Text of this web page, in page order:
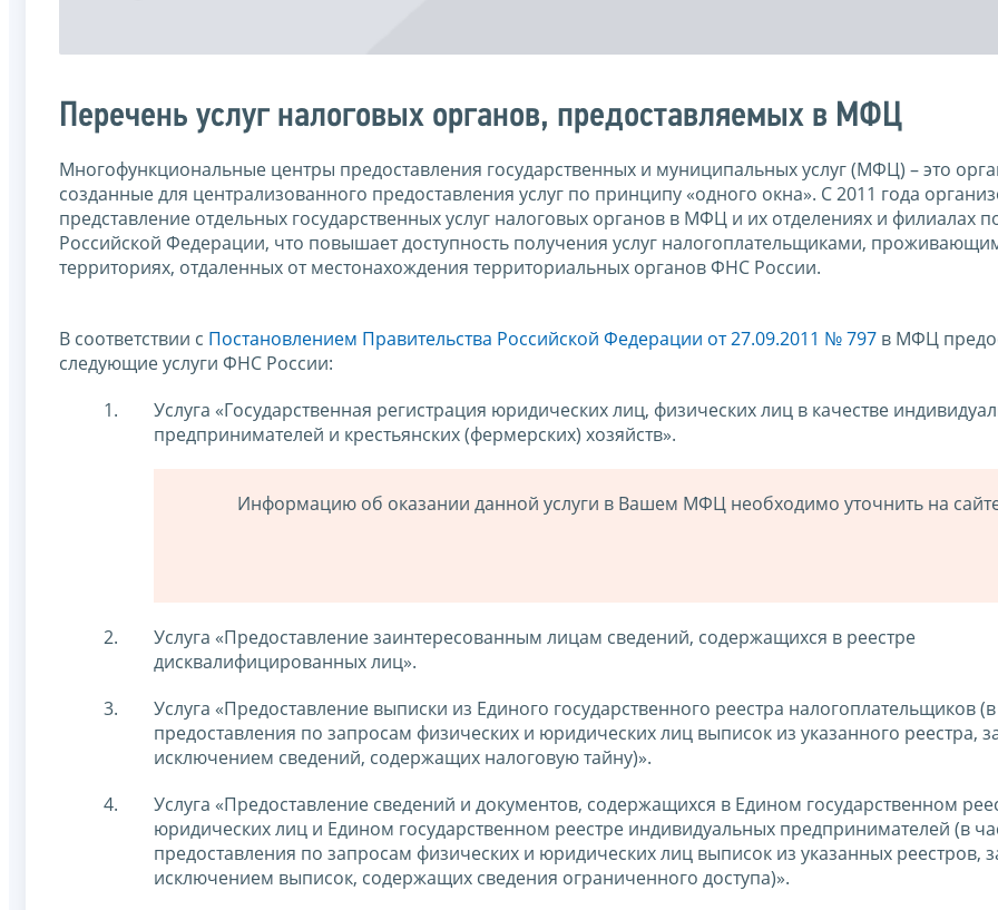
Перечень услуг налоговых органов, предоставляемых в МФЦ
Многофункциональные центры предоставления государственных и муниципальных услуг (МФЦ) – это
созданные для централизованного предоставления услуг по принципу «одного окна». С 2011 года
представление отдельных государственных услуг налоговых органов в МФЦ и их отделениях и филиалах
Российской Федерации, что повышает доступность получения услуг налогоплательщиками,
территориях, отдаленных от местонахождения территориальных органов ФНС России.
В соответствии с Постановлением Правительства Российской Федерации от 27.09.2011 № 797 в МФЦ
следующие услуги ФНС России:
Услуга «Государственная регистрация юридических лиц, физических лиц в качестве
предпринимателей и крестьянских (фермерских) хозяйств».
Информацию об оказании данной услуги в Вашем МФЦ необходимо уточнить на
Услуга «Предоставление заинтересованным лицам сведений, содержащихся в реестре
дисквалифицированных лиц».
Услуга «Предоставление выписки из Единого государственного реестра налогоплательщиков
предоставления по запросам физических и юридических лиц выписок из указанного реестра,
исключением сведений, содержащих налоговую тайну)».
Услуга «Предоставление сведений и документов, содержащихся в Едином государственном
юридических лиц и Едином государственном реестре индивидуальных предпринимателей (в
предоставления по запросам физических и юридических лиц выписок из указанных реестров,
исключением выписок, содержащих сведения ограниченного доступа)».